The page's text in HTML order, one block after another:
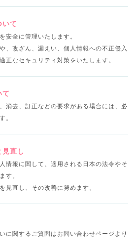
て
安全に管理いたします。
、改ざん、漏えい、個人情報への不正侵入
正なセキュリティ対策をいたします。
消去、訂正などの要求がある場合には、必
。
直し
情報に関して、適用される日本の法令やそ
す。
見直し、その改善に努めます。
に関するご質問はお問い合わせページより